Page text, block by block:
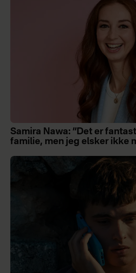
Samira Nawa: ”Det er
familie, men jeg elsker ikke